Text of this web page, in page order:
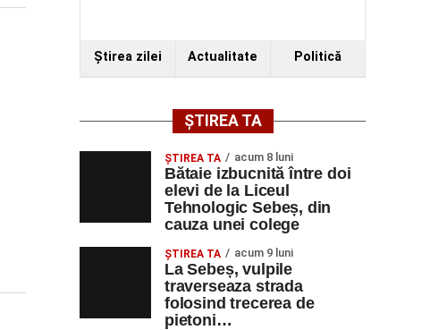
Ştirea zilei Actualitate Politică
ȘTIREA TA
ŞTIREA TA acum 8 luni
Bătaie izbucnită între doi
elevi de la Liceul
Tehnologic Sebeș, din
cauza unei colege
ŞTIREA TA acum 9 luni
La Sebeș, vulpile
traverseaza strada
folosind trecerea de
pietoni…